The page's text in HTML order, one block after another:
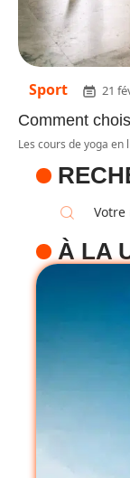
Sport 21
Comment
Les cours de yoga
À LA